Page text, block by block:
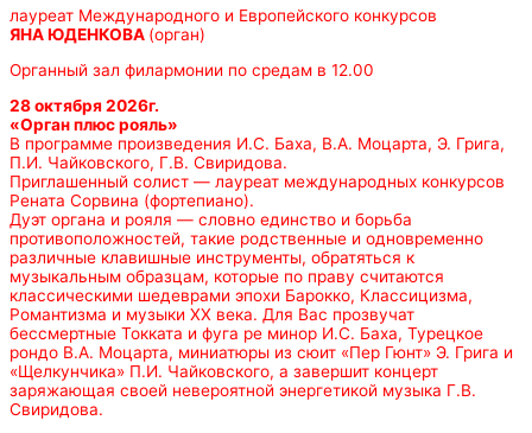
лауреат Международного и Европейского конкурсов
ЯНА ЮДЕНКОВА (орган)
Органный зал филармонии по средам в 12.00
28 октября 2026г.
«Орган плюс рояль»
В программе произведения И.С. Баха, В.А. Моцарта, Э. Грига,
П.И. Чайковского, Г.В. Свиридова.
Приглашенный солист — лауреат международных конкурсов
Рената Сорвина (фортепиано).
Дуэт органа и рояля — словно единство и борьба
противоположностей, такие родственные и одновременно
различные клавишные инструменты, обратяться к
музыкальным образцам, которые по праву считаются
классическими шедеврами эпохи Барокко, Классицизма,
Романтизма и музыки ХХ века. Для Вас прозвучат
бессмертные Токката и фуга ре минор И.С. Баха, Турецкое
рондо В.А. Моцарта, миниатюры из сюит «Пер Гюнт» Э. Грига и
«Щелкунчика» П.И. Чайковского, а завершит концерт
заряжающая своей невероятной энергетикой музыка Г.В.
Свиридова.